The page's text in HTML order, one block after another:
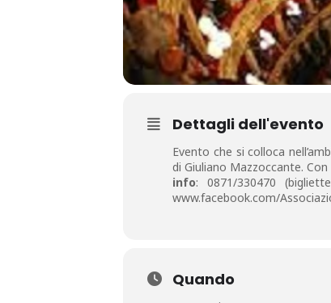
Dettagli dell'evento
Evento che si colloca
di Giuliano Mazzoccante.
info: 0871/330470
www.facebook.com/
Quando